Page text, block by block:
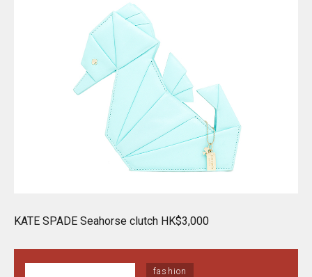
KATE SPADE Seahorse clutch HK$3,000
fashion